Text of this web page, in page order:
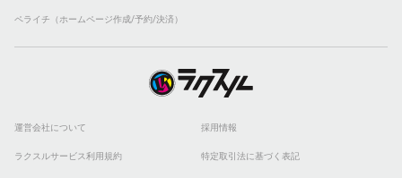
ペライチ（ホームページ作成/予約/決済）
運営会社について 採用情報
ラクスルサービス利用規約 特定取引法に基づく表記